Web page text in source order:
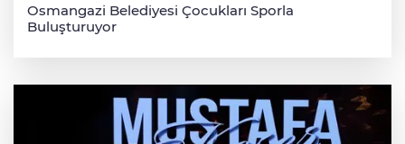
Osmangazi Belediyesi Çocukları Sporla
Buluşturuyor